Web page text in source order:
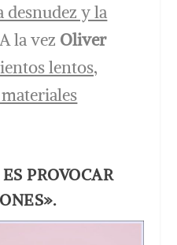
desnudez y la
la vez Oliver
lentos,
PROVOCAR